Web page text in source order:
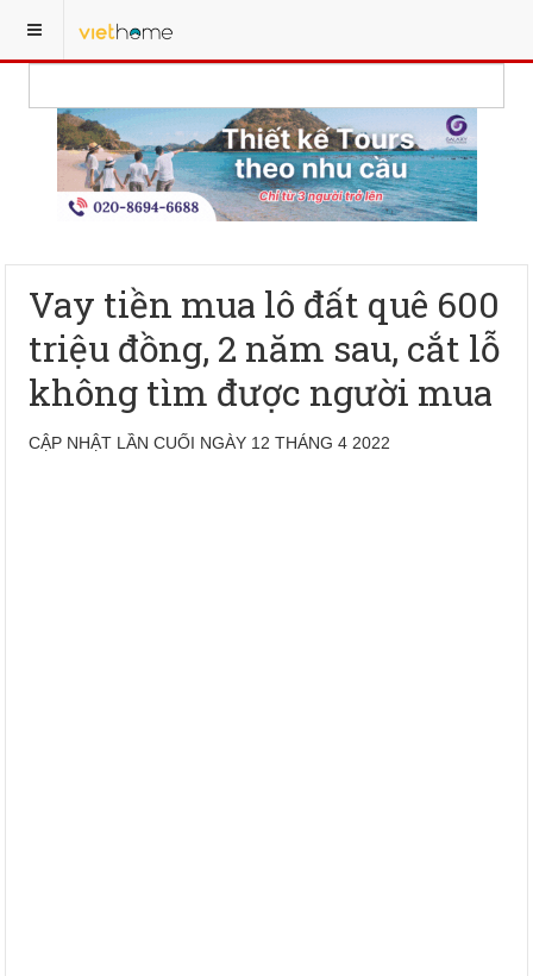
Vay tiền mua lô đất quê 600
triệu đồng, 2 năm sau, cắt lỗ
không tìm được người mua
CẬP NHẬT LẦN CUỐI NGÀY 12 THÁNG 4 2022